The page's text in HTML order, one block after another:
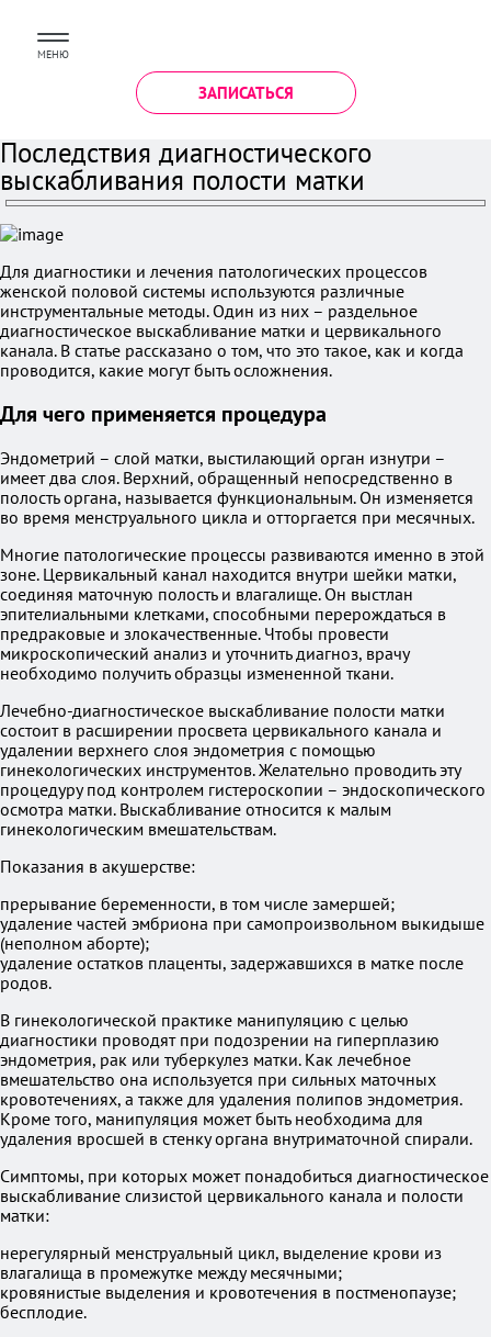
МЕНЮ
ЗАПИСАТЬСЯ
Последствия диагностического
выскабливания полости матки
Для диагностики и лечения патологических процессов
женской половой системы используются различные
инструментальные методы. Один из них – раздельное
диагностическое выскабливание матки и цервикального
канала. В статье рассказано о том, что это такое, как и когда
проводится, какие могут быть осложнения.
Для чего применяется процедура
Эндометрий – слой матки, выстилающий орган изнутри –
имеет два слоя. Верхний, обращенный непосредственно в
полость органа, называется функциональным. Он изменяется
во время менструального цикла и отторгается при месячных.
Многие патологические процессы развиваются именно в этой
зоне. Цервикальный канал находится внутри шейки матки,
соединяя маточную полость и влагалище. Он выстлан
эпителиальными клетками, способными перерождаться в
предраковые и злокачественные. Чтобы провести
микроскопический анализ и уточнить диагноз, врачу
необходимо получить образцы измененной ткани.
Лечебно-диагностическое выскабливание полости матки
состоит в расширении просвета цервикального канала и
удалении верхнего слоя эндометрия с помощью
гинекологических инструментов. Желательно проводить эту
процедуру под контролем гистероскопии – эндоскопического
осмотра матки. Выскабливание относится к малым
гинекологическим вмешательствам.
Показания в акушерстве:
прерывание беременности, в том числе замершей;
удаление частей эмбриона при самопроизвольном выкидыше
(неполном аборте);
удаление остатков плаценты, задержавшихся в матке после
родов.
В гинекологической практике манипуляцию с целью
диагностики проводят при подозрении на гиперплазию
эндометрия, рак или туберкулез матки. Как лечебное
вмешательство она используется при сильных маточных
кровотечениях, а также для удаления полипов эндометрия.
Кроме того, манипуляция может быть необходима для
удаления вросшей в стенку органа внутриматочной спирали.
Симптомы, при которых может понадобиться диагностическое
выскабливание слизистой цервикального канала и полости
матки:
нерегулярный менструальный цикл, выделение крови из
влагалища в промежутке между месячными;
кровянистые выделения и кровотечения в постменопаузе;
бесплодие.